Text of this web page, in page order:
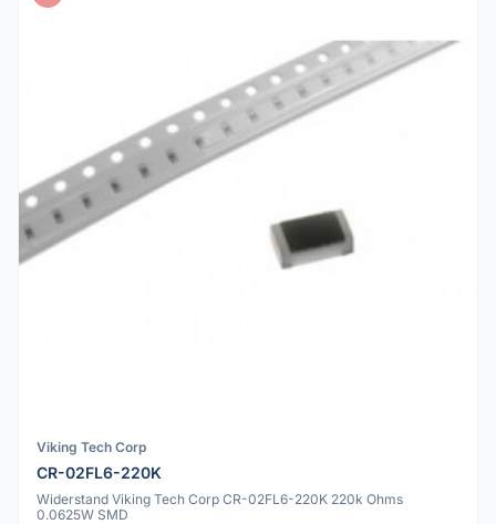
Viking Tech Corp
CR-02FL6-220K
Widerstand Viking Tech Corp CR-02FL6-220K 220k Ohms
0.0625W SMD